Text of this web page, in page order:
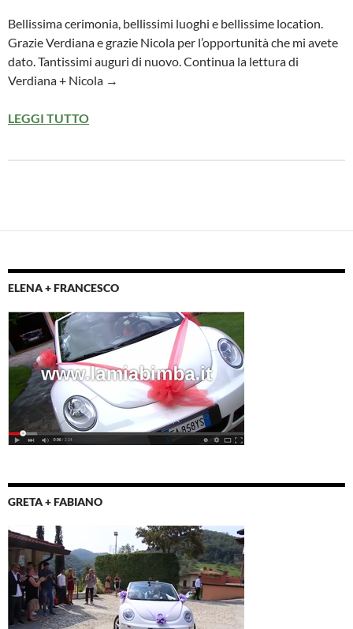
Bellissima cerimonia, bellissimi luoghi e bellissime location.
Grazie Verdiana e grazie Nicola per l’opportunità che mi avete
dato. Tantissimi auguri di nuovo. Continua la lettura di
Verdiana + Nicola →
LEGGI TUTTO
ELENA + FRANCESCO
GRETA + FABIANO